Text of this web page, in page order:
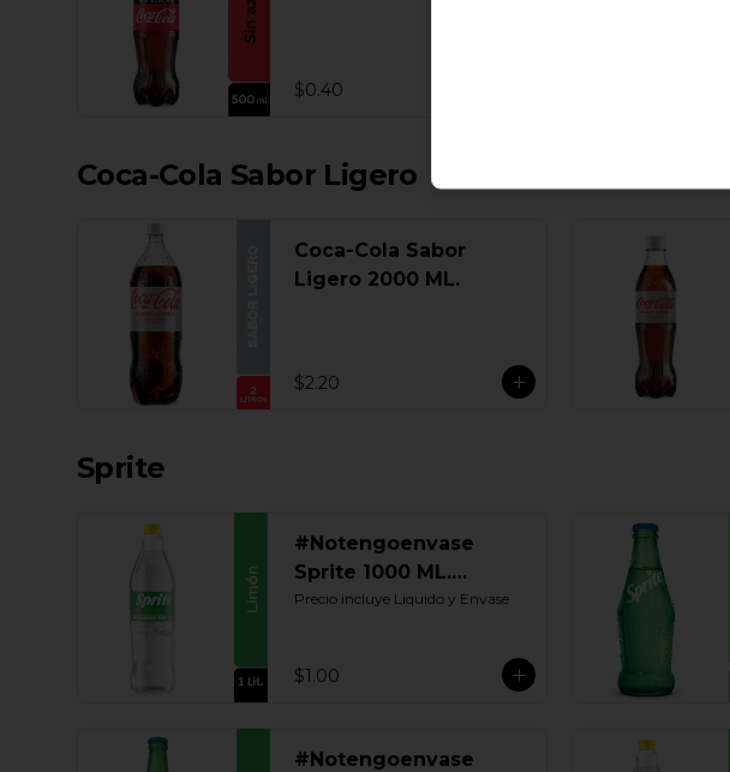
$0.40
Coca-Cola Sabor Ligero
Coca-Cola Sabor
Ligero 2000 ML.
$2.20
Sprite
#Notengoenvase
Sprite 1000 ML.
Retornable
Precio incluye Liquido y Envase
$1.00
#Notengoenvase